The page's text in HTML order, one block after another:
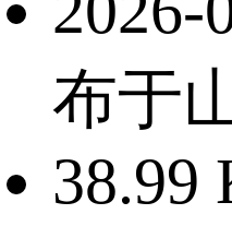
布于
38.99